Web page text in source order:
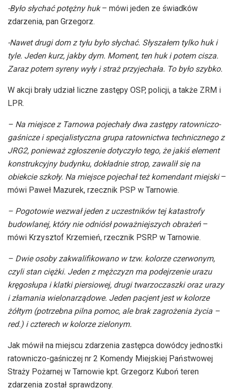
-Było słychać potężny huk– mówi jeden ze świadków
zdarzenia, pan Grzegorz.
-Nawet drugi dom z tyłu było słychać. Słyszałem tylko huk i
tyle. Jeden kurz, jakby dym. Moment, ten huk i potem cisza.
Zaraz potem syreny wyły i straż przyjechała. To było szybko.
W akcji brały udział liczne zastępy OSP, policji, a także ZRM i
LPR.
– Na miejsce z Tarnowa pojechały dwa zastępy ratowniczo-
gaśnicze i specjalistyczna grupa ratownictwa technicznego z
JRG2, ponieważ zgłoszenie dotyczyło tego, że jakiś element
konstrukcyjny budynku, dokładnie strop, zawalił się na
obiekcie szkoły. Na miejsce pojechał też komendant miejski–
mówi Paweł Mazurek, rzecznik PSP w Tarnowie.
– Pogotowie wezwał jeden z uczestników tej katastrofy
budowlanej, który nie odniósł poważniejszych obrażeń–
mówi Krzysztof Krzemień, rzecznik PSRP w Tarnowie.
– Dwie osoby zakwalifikowano w tzw. kolorze czerwonym,
czyli stan ciężki. Jeden z mężczyzn ma podejrzenie urazu
kręgosłupa i klatki piersiowej, drugi twarzoczaszki oraz urazy
i złamania wielonarządowe. Jeden pacjent jest w kolorze
żółtym (potrzebna pilna pomoc, ale brak zagrożenia życia –
red.) i czterech w kolorze zielonym.
Jak mówił na miejscu zdarzenia zastępca dowódcy jednostki
ratowniczo-gaśniczej nr 2 Komendy Miejskiej Państwowej
Straży Pożarnej w Tarnowie kpt. Grzegorz Kuboń teren
zdarzenia został sprawdzony.